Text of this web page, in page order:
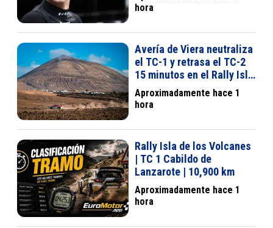
hora
Avería de Viera neutraliza
el TC-1 y retrasa el TC-2
15 minutos en el Rally Isla
de los Volcanes
Aproximadamente hace 1
hora
Rally Isla de los Volcanes
| TC 1 Cabildo de
Lanzarote | 10,900 km
Aproximadamente hace 1
hora